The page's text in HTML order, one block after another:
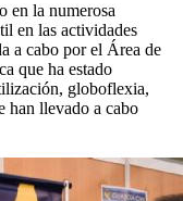
en la numerosa
en las actividades
a cabo por el Área de
que ha estado
globoflexia,
han llevado a cabo